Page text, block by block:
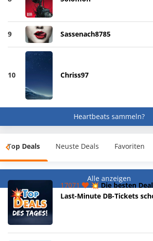
9 Sassenach8785
10 Chriss97
Heartbeats sammeln?
Top Deals Neuste Deals Favoriten
Alle anzeigen
17071
💥 Die besten
Last-Minute DB-Tickets